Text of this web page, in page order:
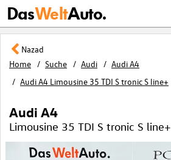
DasWeltAuto.
Nazad
Home
Suche Audi
Audi A4
Audi A4 Limousine 35 TDI S tronic S line+
Audi A4
Limousine 35 TDI S tronic S line+